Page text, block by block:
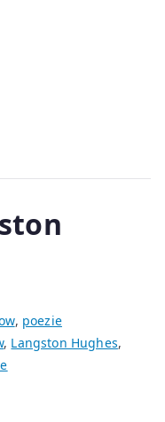
, poezie
, Langston Hughes,